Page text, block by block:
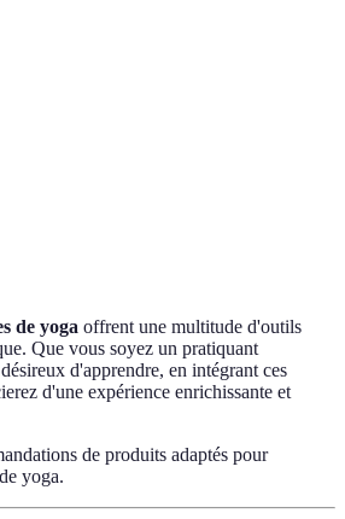
de yoga offrent une multitude d'outils
Que vous soyez un pratiquant
d'apprendre, en intégrant ces
d'une expérience enrichissante et
de produits adaptés pour
yoga.